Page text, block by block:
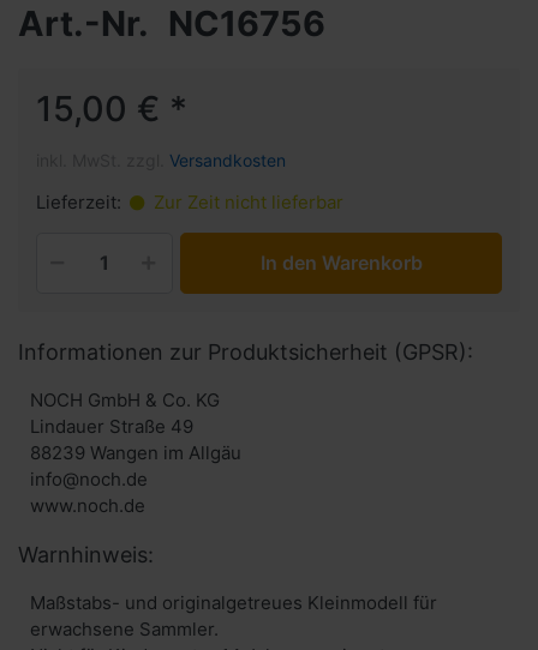
Art.-Nr. NC16756
15,00 € *
Versandkosten
Lieferzeit: Zur Zeit nicht lieferbar
In den Warenkorb
Informationen zur Produktsicherheit (GPSR):
NOCH GmbH & Co. KG
Lindauer Straße 49
88239 Wangen im Allgäu
info@noch.de
www.noch.de
Warnhinweis:
Maßstabs- und originalgetreues Kleinmodell für
erwachsene Sammler.